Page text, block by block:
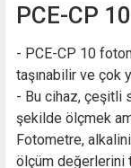
PCE-CP
- PCE-CP 10
taşınabilir ve çok
- Bu cihaz, çeşitli
şekilde ölçmek
Fotometre,
ölçüm değerlerini